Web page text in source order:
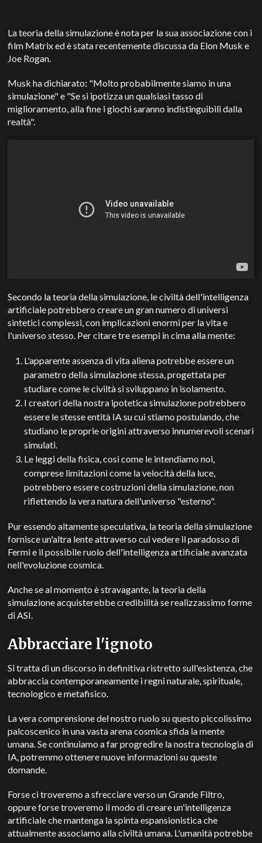
La teoria della simulazione è nota per la sua associazione con i
film Matrix ed è stata recentemente discussa da Elon Musk e
Joe Rogan.
Musk ha dichiarato: "Molto probabilmente siamo in una
simulazione" e "Se si ipotizza un qualsiasi tasso di
miglioramento, alla fine i giochi saranno indistinguibili dalla
realtà".
Secondo la teoria della simulazione, le civiltà dell'intelligenza
artificiale potrebbero creare un gran numero di universi
sintetici complessi, con implicazioni enormi per la vita e
l'universo stesso. Per citare tre esempi in cima alla mente:
L'apparente assenza di vita aliena potrebbe essere un
parametro della simulazione stessa, progettata per
studiare come le civiltà si sviluppano in isolamento.
I creatori della nostra ipotetica simulazione potrebbero
essere le stesse entità IA su cui stiamo postulando, che
studiano le proprie origini attraverso innumerevoli scenari
simulati.
Le leggi della fisica, così come le intendiamo noi,
comprese limitazioni come la velocità della luce,
potrebbero essere costruzioni della simulazione, non
riflettendo la vera natura dell'universo "esterno".
Pur essendo altamente speculativa, la teoria della simulazione
fornisce un'altra lente attraverso cui vedere il paradosso di
Fermi e il possibile ruolo dell'intelligenza artificiale avanzata
nell'evoluzione cosmica.
Anche se al momento è stravagante, la teoria della
simulazione acquisterebbe credibilità se realizzassimo forme
di ASI.
Abbracciare l'ignoto
Si tratta di un discorso in definitiva ristretto sull'esistenza, che
abbraccia contemporaneamente i regni naturale, spirituale,
tecnologico e metafisico.
La vera comprensione del nostro ruolo su questo piccolissimo
palcoscenico in una vasta arena cosmica sfida la mente
umana.Se continuiamo a far progredire la nostra tecnologia di
IA, potremmo ottenere nuove informazioni su queste
domande.
Forse ci troveremo a sfrecciare verso un Grande Filtro,
oppureforse troveremo il modo di creare un'intelligenza
artificiale che mantenga la spinta espansionistica che
attualmente associamo alla civiltà umana. L'umanità potrebbe